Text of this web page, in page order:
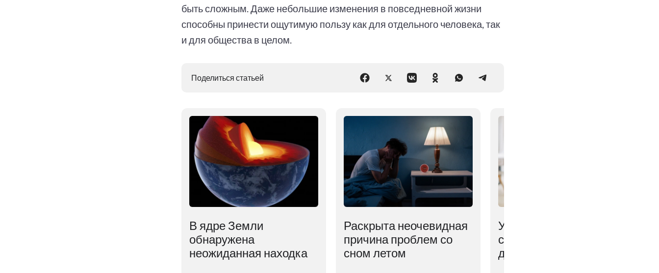
быть сложным. Даже небольшие изменения в повседневной жизни
способны принести ощутимую пользу как для отдельного человека, так
и для общества в целом.
Поделиться статьей
В ядре Земли
обнаружена
неожиданная находка
Раскрыта неочевидная
причина проблем со
сном летом
Учёные нашли простой
способ снизить боль и
депрессию у пожилых